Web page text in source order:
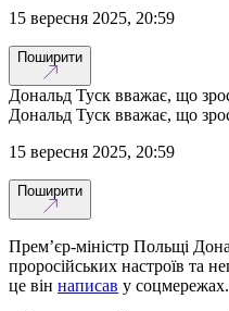
15 вересня 2025, 20:59
Поширити
Дональд Туск вважає, що
Дональд Туск вважає, що
15 вересня 2025, 20:59
Поширити
Премʼєр-міністр Польщі
проросійських настроїв та
це він написав у соцмережах.